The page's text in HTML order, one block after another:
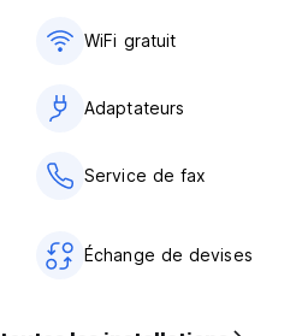
WiFi gratuit
Adaptateurs
Service de fax
Échange de devises